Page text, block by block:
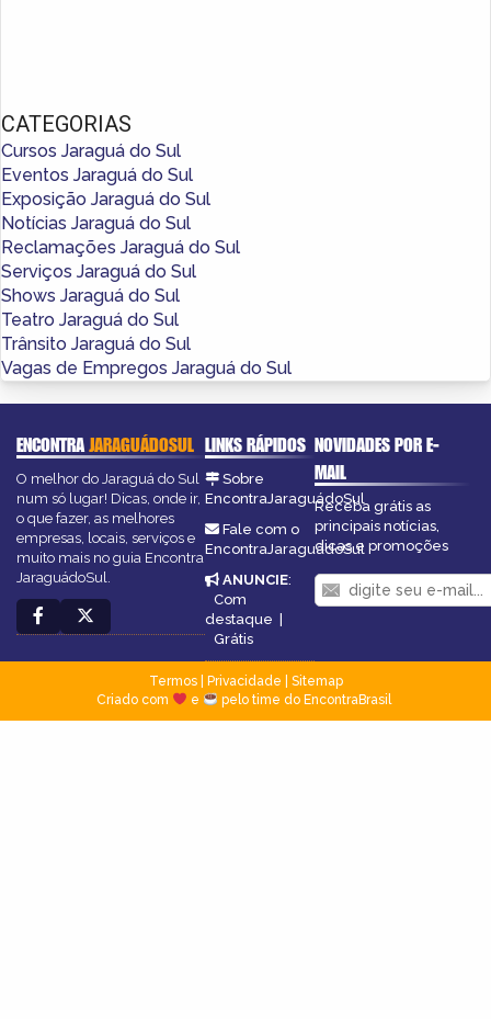
CATEGORIAS
Cursos Jaraguá do Sul
Eventos Jaraguá do Sul
Exposição Jaraguá do Sul
Notícias Jaraguá do Sul
Reclamações Jaraguá do Sul
Serviços Jaraguá do Sul
Shows Jaraguá do Sul
Teatro Jaraguá do Sul
Trânsito Jaraguá do Sul
Vagas de Empregos Jaraguá do Sul
ENCONTRAJARAGUÁDOSUL
O melhor do Jaraguá do Sul
num só lugar! Dicas, onde ir,
o que fazer, as melhores
empresas, locais, serviços e
muito mais no guia Encontra
JaraguádoSul.
LINKS RÁPIDOS
Sobre
EncontraJaraguádoSul
Fale com o
EncontraJaraguádoSul
ANUNCIE:
Com
destaque
Grátis
NOVIDADES POR E-
MAIL
Receba grátis as
principais notícias,
dicas e promoções
Termos| Privacidade
Sitemap
Criado com
e pelo time do EncontraBrasil